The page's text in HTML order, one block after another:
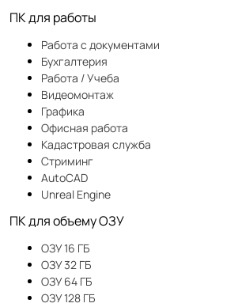
ПК для работы
Работа с документами
Бухгалтерия
Работа / Учеба
Видеомонтаж
Графика
Офисная работа
Кадастровая служба
Стриминг
AutoCAD
Unreal Engine
ПК для объему ОЗУ
ОЗУ 16 ГБ
ОЗУ 32 ГБ
ОЗУ 64 ГБ
ОЗУ 128 ГБ